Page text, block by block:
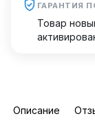
ГАРАНТИЯ
Товар
Описание